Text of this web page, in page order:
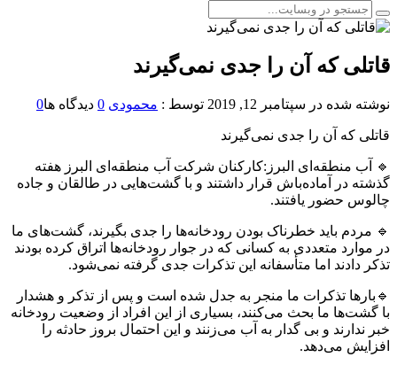
قاتلی که آن را جدی نمی‌گیرند
نوشته شده در سپتامبر 12, 2019 توسط : محمودی 0 دیدگاه ها0
قاتلی که آن را جدی نمی‌گیرند
🔹 آب منطقه‌ای البرز:کارکنان شرکت آب منطقه‌ای البرز هفته
گذشته در آماده‌باش قرار داشتند و با گشت‌هایی در طالقان و جاده
چالوس حضور یافتند.
🔹 مردم باید خطرناک بودن رودخانه‌ها را جدی بگیرند، گشت‌های ما
در موارد متعددی به کسانی که در جوار رودخانه‌ها اتراق کرده بودند
تذکر دادند اما متأسفانه این تذکرات جدی گرفته نمی‌شود.
🔹بارها تذکرات ما منجر به جدل شده است و پس از تذکر و هشدار
با گشت‌ها ما بحث می‌کنند، بسیاری از این افراد از وضعیت رودخانه
خبر ندارند و بی گدار به آب می‌زنند و این احتمال بروز حادثه را
افزایش می‌دهد.